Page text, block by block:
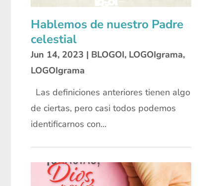
Hablemos de nuestro Padre
celestial
Jun 14, 2023 | BLOGOI, LOGOIgrama,
LOGOIgrama
Las definiciones anteriores tienen algo
de ciertas, pero casi todos podemos
identificarnos con...